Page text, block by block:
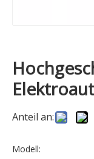
Anteil an:
Modell: